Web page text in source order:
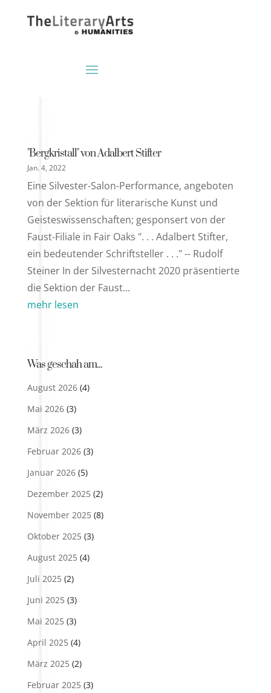
"Bergkristall" von Adalbert Stifter
Jan. 4, 2022
Eine Silvester-Salon-Performance, angeboten
von der Sektion für literarische Kunst und
Geisteswissenschaften; gesponsert von der
Faust-Filiale in Fair Oaks ". . . Adalbert Stifter,
ein bedeutender Schriftsteller . . ." -- Rudolf
Steiner In der Silvesternacht 2020 präsentierte
die Sektion der Faust...
mehr lesen
Was geschah am...
August 2026(4)
Mai 2026(3)
März 2026(3)
Februar 2026(3)
Januar 2026(5)
Dezember 2025(2)
November 2025(8)
Oktober 2025(3)
August 2025(4)
Juli 2025(2)
Juni 2025(3)
Mai 2025(3)
April 2025(4)
März 2025(2)
Februar 2025(3)